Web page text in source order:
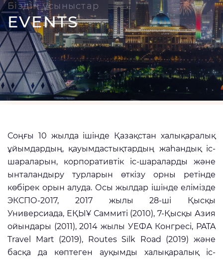
Біздің ұсыныстар
EVENTS
Соңғы 10 жылда ішінде Қазақстан халықаралық
ұйымдардың, қауымдастықтардың жаһандық іс-
шараларын, корпоративтік іс-шараларды және
ынталандыру турларын өткізу орны ретінде
көбірек орын алуда. Осы жылдар ішінде елімізде
ЭКСПО-2017, 2017 жылы 28-ші Қысқы
Универсиада, ЕҚЫҰ Саммиті (2010), 7-Қысқы Азия
ойындары (2011), 2014 жылы УЕФА Конгресі, PATA
Travel Mart (2019), Routes Silk Road (2019) және
басқа да көптеген ауқымды халықаралық іс-